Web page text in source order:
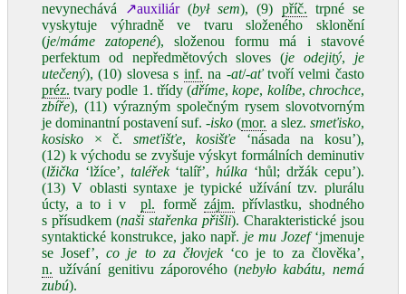
nevynechává
↗auxiliár(był sem), (9) příč. trpné se
vyskytuje výhradně ve tvaru složeného sklonění
(je/máme zatopené), složenou formu má i stavové
perfektum od nepředmětových sloves (je odejitý, je
utečený), (10) slovesa s inf. na -at/-aťtvoří velmi často
préz. tvary podle 1. třídy (dříme,kope, kolíbe, chrochce,
zbíře), (11) výrazným společným rysem slovotvorným
je dominantní postavení suf.-isko (mor. a slez. smeťisko,
kosisko × č. smeťišťe,kosišťe ʻnásada na kosu’),
(12) k východu se zvyšuje výskyt formálních deminutiv
(lžička ʻlžíce’, taléřekʻtalíř’,húlka ʻhůl; držák cepu’).
(13) V oblasti syntaxe je typické užívání tzv. plurálu
úcty, a to i vpl. formě zájm. přívlastku, shodného
s přísudkem (naši stařenka přišli). Charakteristické jsou
syntaktické konstrukce, jako např. je mu Jozefʻjmenuje
se Josef’,co je to za čłovjekʻco je to za člověka’,
n. užívání genitivu záporového (nebyło kabátu, nemá
zubú).